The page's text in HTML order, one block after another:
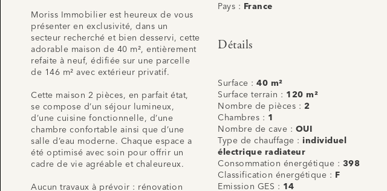
Moriss Immobilier est heureux de vous
présenter en exclusivité, dans un
secteur recherché et bien desservi, cette
adorable maison de 40 m², entièrement
refaite à neuf, édifiée sur une parcelle
de 146 m² avec extérieur privatif.
Cette maison 2 pièces, en parfait état,
se compose d’un séjour lumineux,
d’une cuisine fonctionnelle, d’une
chambre confortable ainsi que d’une
salle d’eau moderne. Chaque espace a
été optimisé avec soin pour offrir un
cadre de vie agréable et chaleureux.
Aucun travaux à prévoir : rénovation
Pays :
France
Détails
Surface :40 m²
Surface terrain : 120 m²
Nombre de pièces : 2
Chambres : 1
Nombre de cave : OUI
Type de chauffage : individuel
électrique radiateur
Consommation énergétique : 398
Classification énergétique :
F
Emission GES : 14